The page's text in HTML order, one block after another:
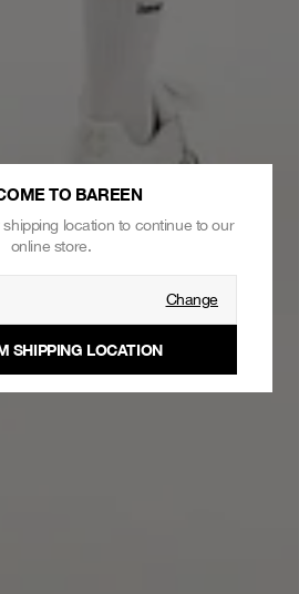
TO BAREEN
location to continue to our
online store.
Change
SHIPPING LOCATION